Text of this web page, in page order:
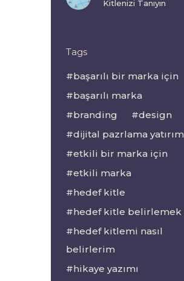
Kitlenizi Tanıyın
Tags
başarılı bir marka için
başarılı marka
branding
design
dijital pazrlama yatırım
etkili bir marka için
etkili marka
hedef kitle
hedef kitle belirlemek
hedef kitlemi nasıl
belirlerim
hikaye yazımı